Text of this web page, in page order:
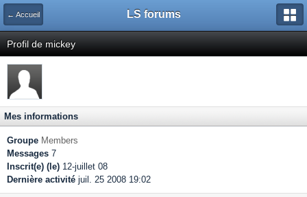
← Accueil LS forums
Profil de mickey
Mes informations
Groupe Members
Messages 7
Inscrit(e) (le) 12-juillet 08
Dernière activité juil. 25 2008 19:02